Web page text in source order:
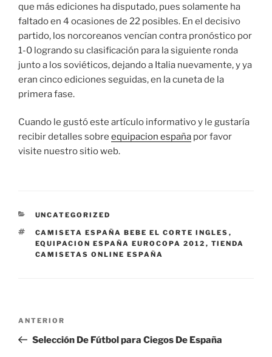
que más ediciones ha disputado, pues solamente ha
faltado en 4 ocasiones de 22 posibles. En el decisivo
partido, los norcoreanos vencían contra pronóstico por
1-0 logrando su clasificación para la siguiente ronda
junto a los soviéticos, dejando a Italia nuevamente, y ya
eran cinco ediciones seguidas, en la cuneta de la
primera fase.
Cuando le gustó este artículo informativo y le gustaría
recibir detalles sobre equipacion españa por favor
visite nuestro sitio web.
CATEGORÍAS
UNCATEGORIZED
ETIQUETAS
CAMISETA ESPAÑA BEBE EL CORTE INGLES ,
EQUIPACION ESPAÑA EUROCOPA 2012 , TIENDA
CAMISETAS ONLINE ESPAÑA
entradas
Entrada
anterior:
ANTERIOR
Selección De Fútbol para Ciegos De España